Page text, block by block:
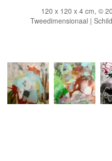
120 x 120 x 4 cm, ©
Tweedimensionaal |